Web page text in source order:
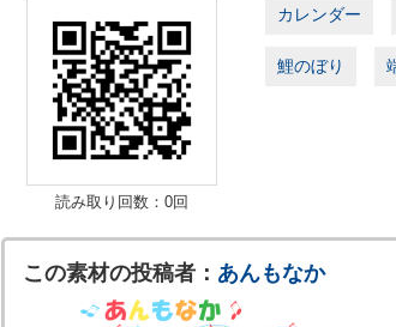
読み取り回数：0回
カレンダー
鯉のぼり
この素材の投稿者： あんもなか